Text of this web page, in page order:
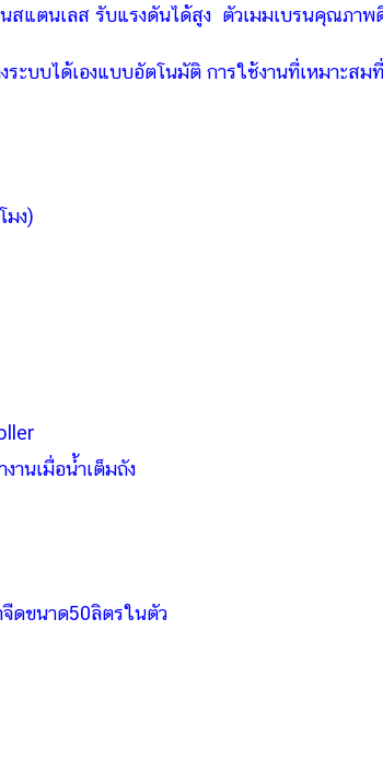
สแตนเลส รับแรงดันได้สูง ตัวเมมเบรนคุณภาพ
ะบบได้เองแบบอัตโนมัติ การใช้งานที่เหมาะสม
มง)
านเมื่อน้ำเต็มถัง
จืดขนาด50ลิตรในตัว